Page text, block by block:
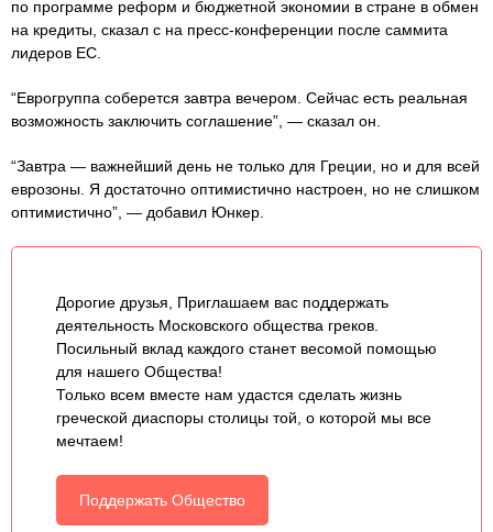
по программе реформ и бюджетной экономии в стране в обмен
на кредиты, сказал с на пресс-конференции после саммита
лидеров ЕС.
“Еврогруппа соберется завтра вечером. Сейчас есть реальная
возможность заключить соглашение”, — сказал он.
“Завтра — важнейший день не только для Греции, но и для всей
еврозоны. Я достаточно оптимистично настроен, но не слишком
оптимистично”, — добавил Юнкер.
Дорогие друзья, Приглашаем вас поддержать
деятельность Московского общества греков.
Посильный вклад каждого станет весомой помощью
для нашего Общества!
Только всем вместе нам удастся сделать жизнь
греческой диаспоры столицы той, о которой мы все
мечтаем!
Поддержать Общество